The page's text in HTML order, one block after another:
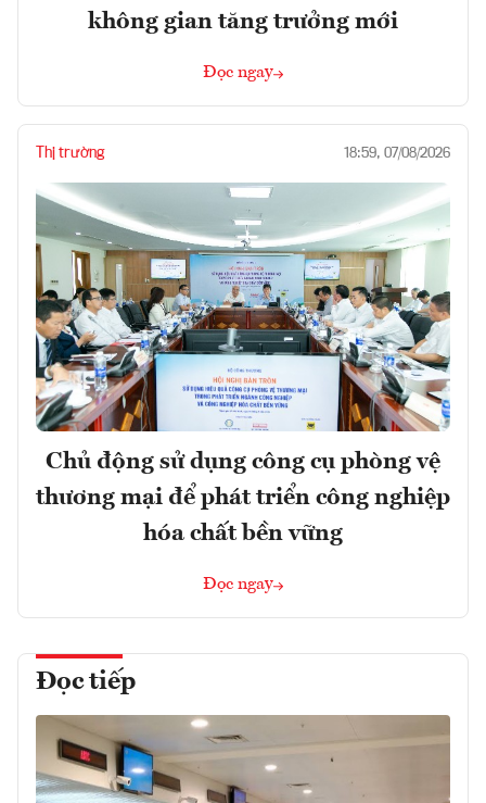
không gian tăng trưởng mới
Đọc ngay
Thị trường 18:59, 07/08/2026
Chủ động sử dụng công cụ phòng vệ
thương mại để phát triển công nghiệp
hóa chất bền vững
Đọc ngay
Đọc tiếp